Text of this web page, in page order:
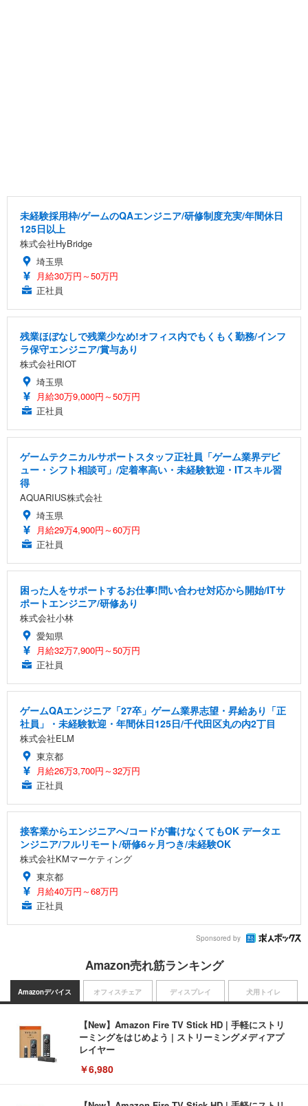
未経験採用枠/ゲームのQAエンジニア/研修制度充実/年間休日
125日以上
株式会社HyBridge
埼玉県
月給30万円～50万円
正社員
残業ほぼなしで残業少なめ!オフィス内でもくもく勤務/インフ
ラ保守エンジニア/賞与あり
株式会社RIOT
埼玉県
月給30万9,000円～50万円
正社員
ゲームテクニカルサポートスタッフ正社員「ゲーム業界デビ
ュー・シフト相談可」/定着率高い・未経験歓迎・ITスキル習
得
AQUARIUS株式会社
埼玉県
月給29万4,900円～60万円
正社員
困った人をサポートするお仕事!問い合わせ対応から開始/ITサ
ポートエンジニア/研修あり
株式会社小林
愛知県
月給32万7,900円～50万円
正社員
ゲームQAエンジニア「27卒」ゲーム業界志望・昇給あり「正
社員」・未経験歓迎・年間休日125日/千代田区丸の内2丁目
株式会社ELM
東京都
月給26万3,700円～32万円
正社員
接客業からエンジニアへ/コードが書けなくてもOK データエ
ンジニア/フルリモート/研修6ヶ月つき/未経験OK
株式会社KMマーケティング
東京都
月給40万円～68万円
正社員
Sponsored by
Amazon売れ筋ランキング
Amazonデバイス
【New】Amazon Fire TV Stick HD | 手軽にストリ
ーミングをはじめよう | ストリーミングメディアプ
レイヤー
￥6,980
オフィスチェア ディスプレイ 犬用トイレ